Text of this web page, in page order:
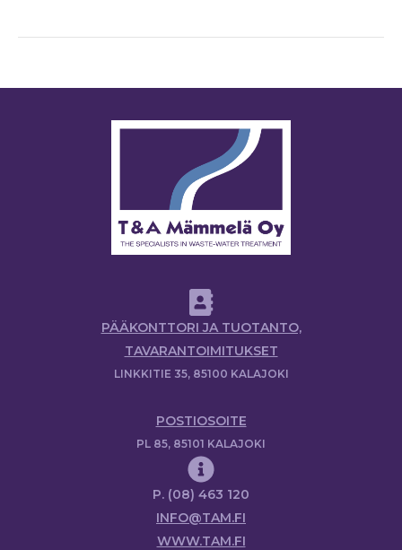
PÄÄKONTTORI JA TUOTANTO,
TAVARANTOIMITUKSET
LINKKITIE 35, 85100 KALAJOKI
POSTIOSOITE
PL 85, 85101 KALAJOKI
P. (08) 463 120
INFO@TAM.FI
WWW.TAM.FI